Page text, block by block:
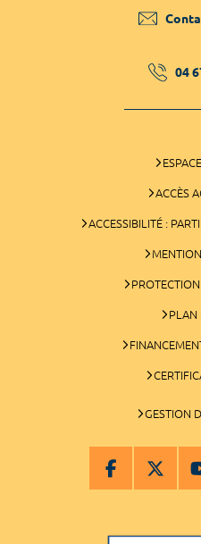
04
ACCÈS
ACCESSIBILITÉ :
PLAN
GESTION